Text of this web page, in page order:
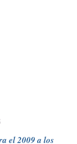
el 2009 a los